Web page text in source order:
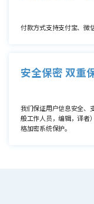
付款方式支持支付宝、微
安全保密 双重
我们保证用户信息安全、
般工作人员，编辑，译者
格加密系统保护。